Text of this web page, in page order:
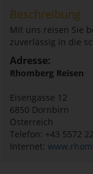
Beschreibung
Mit uns reisen Sie
zuverlässig in die
Adresse:
Rhomberg Reisen
Eisengasse 12
6850 Dornbirn
Österreich
Telefon: +43 5572
Internet: